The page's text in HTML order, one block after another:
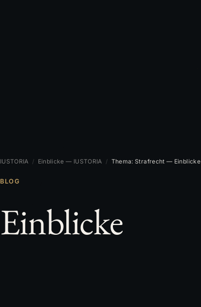
IUSTORIA / Einblicke — IUSTORIA / Thema: Strafrecht — Einblicke
BLOG
Einblicke